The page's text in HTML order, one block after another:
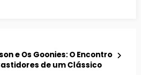
e Os Goonies: O Encontro
de um Clássico